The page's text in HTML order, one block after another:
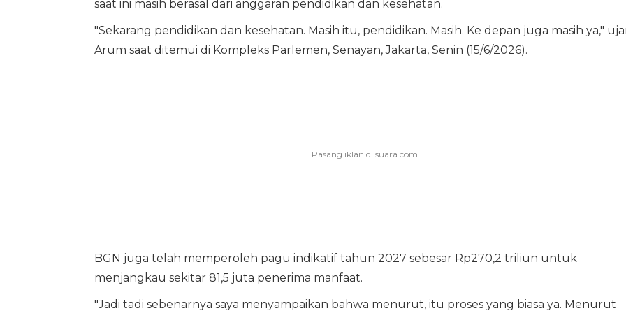
saat ini masih berasal dari anggaran pendidikan dan kesehatan.
"Sekarang pendidikan dan kesehatan. Masih itu, pendidikan. Masih. Ke depan juga masih ya,"
Arum saat ditemui di Kompleks Parlemen, Senayan, Jakarta, Senin (15/6/2026).
BGN juga telah memperoleh pagu indikatif tahun 2027 sebesar Rp270,2 triliun untuk
menjangkau sekitar 81,5 juta penerima manfaat.
"Jadi tadi sebenarnya saya menyampaikan bahwa menurut, itu proses yang biasa ya. Menurut